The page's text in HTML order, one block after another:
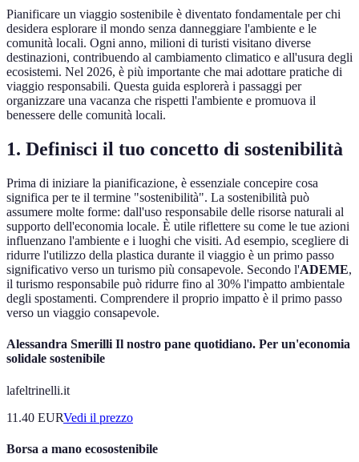
Pianificare un viaggio sostenibile è diventato fondamentale per chi
desidera esplorare il mondo senza danneggiare l'ambiente e le
comunità locali. Ogni anno, milioni di turisti visitano diverse
destinazioni, contribuendo al cambiamento climatico e all'usura degli
ecosistemi. Nel 2026, è più importante che mai adottare pratiche di
viaggio responsabili. Questa guida esplorerà i passaggi per
organizzare una vacanza che rispetti l'ambiente e promuova il
benessere delle comunità locali.
1. Definisci il tuo concetto di sostenibilità
Prima di iniziare la pianificazione, è essenziale concepire cosa
significa per te il termine "sostenibilità". La sostenibilità può
assumere molte forme: dall'uso responsabile delle risorse naturali al
supporto dell'economia locale. È utile riflettere su come le tue azioni
influenzano l'ambiente e i luoghi che visiti. Ad esempio, scegliere di
ridurre l'utilizzo della plastica durante il viaggio è un primo passo
significativo verso un turismo più consapevole. Secondo l'ADEME,
il turismo responsabile può ridurre fino al 30% l'impatto ambientale
degli spostamenti. Comprendere il proprio impatto è il primo passo
verso un viaggio consapevole.
Alessandra Smerilli Il nostro pane quotidiano. Per un'economia
solidale sostenibile
lafeltrinelli.it
11.40 EURVedi il prezzo
Borsa a mano ecosostenibile